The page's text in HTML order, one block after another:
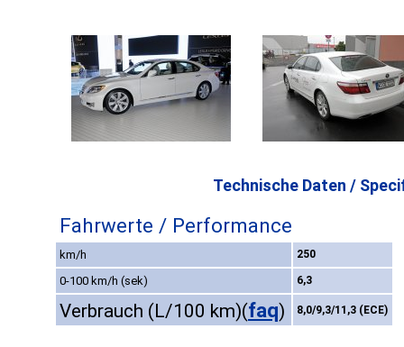
Technische Daten /
Fahrwerte / Performance
km/h 250
0-100 km/h (sek) 6,3
Verbrauch (L/100 km)(faq) 8,0/9,3/11,3 (ECE)